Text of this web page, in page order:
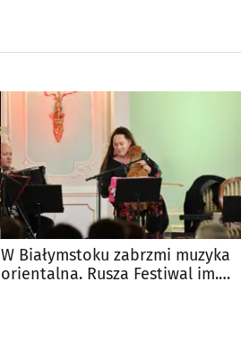
W Białymstoku zabrzmi muzyka
orientalna. Rusza Festiwal im.